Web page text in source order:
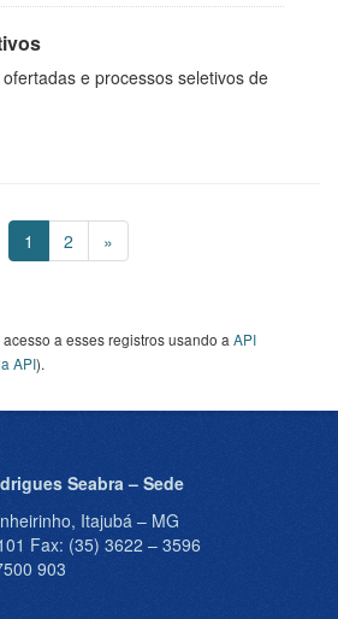
e processos seletivos de
1 2 »
a esses registros usando a API
API).
Seabra – Sede
Itajubá – MG
Fax: (35) 3622 – 3596
903